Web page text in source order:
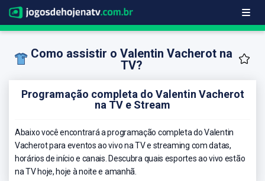
Como assistir o Valentin Vacherot na
TV?
Programação completa do Valentin Vacherot
na TV e Stream
Abaixo você encontrará a programação completa do Valentin
Vacherot para eventos ao vivo na TV e streaming com datas,
horários de início e canais. Descubra quais esportes ao vivo estão
na TV hoje, hoje à noite e amanhã.